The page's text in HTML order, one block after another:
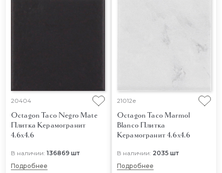
20404
Octagon Taco Negro Mate
Плитка Керамогранит
4.6x4.6
В наличии: 136869 шт
Подробнее
21012e
Octagon Taco Marmol
Blanco Плитка
Керамогранит 4.6x4.6
В наличии: 2035 шт
Подробнее